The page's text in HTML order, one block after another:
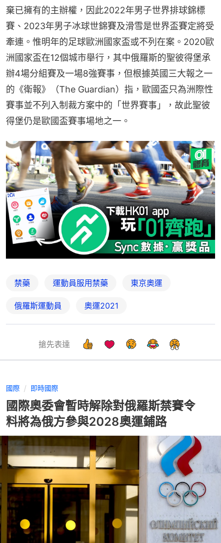
棄已擁有的主辦權，因此2022年男子世界排球錦標
賽、2023年男子冰球世錦賽及滑雪是世界盃賽定將受
牽連。惟明年的足球歐洲國家盃或不列在案。2020歐
洲國家盃在12個城市舉行，其中俄羅斯的聖彼得堡承
辦4場分組賽及一場8強賽事，但根據英國三大報之一
的《衛報》（The Guardian）指，歐國盃只為洲際性
賽事並不列入制裁方案中的「世界賽事」，故此聖彼
得堡仍是歐國盃賽事場地之一。
禁藥 運動員服用禁藥 東京奧運
俄羅斯運動員 奧運2021
搶先表達
國際 即時國際
國際奧委會暫時解除對俄羅斯禁賽令
料將為俄方參與2028奧運鋪路